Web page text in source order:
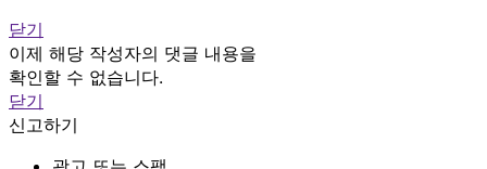
닫기
이제 해당 작성자의 댓글 내용을
확인할 수 없습니다.
닫기
신고하기